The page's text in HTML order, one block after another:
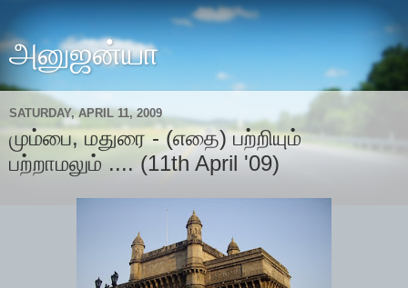
அனுஜன்யா
SATURDAY, APRIL 11, 2009
மும்பை, மதுரை - (எதை) பற்றியும்
பற்றாமலும் .... (11th April '09)